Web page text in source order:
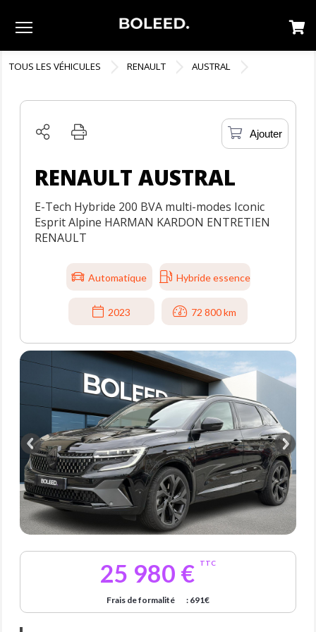
TOUS LES VÉHICULES RENAULT AUSTRAL
Ajouter
RENAULT AUSTRAL
E-Tech Hybride 200 BVA multi-modes Iconic
Esprit Alpine HARMAN KARDON ENTRETIEN
RENAULT
Automatique Hybride essence
2023 72 800 km
25 980 € TTC
Frais de formalité : 691€